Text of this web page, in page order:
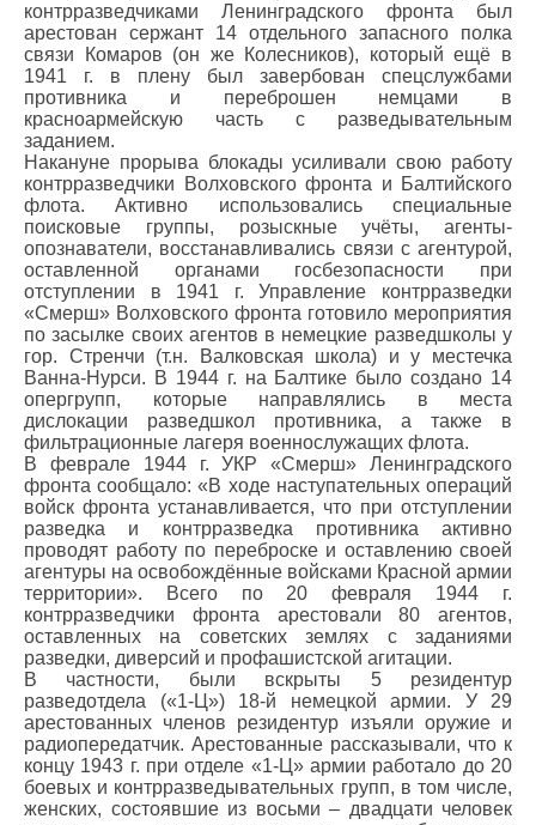
контрразведчиками Ленинградского фронта был
арестован сержант 14 отдельного запасного полка
связи Комаров (он же Колесников), который ещё в
1941 г. в плену был завербован спецслужбами
противника и переброшен немцами в
красноармейскую часть с разведывательным
заданием.
Накануне прорыва блокады усиливали свою работу
контрразведчики Волховского фронта и Балтийского
флота. Активно использовались специальные
поисковые группы, розыскные учёты, агенты-
опознаватели, восстанавливались связи с агентурой,
оставленной органами госбезопасности при
отступлении в 1941 г. Управление контрразведки
«Смерш» Волховского фронта готовило мероприятия
по засылке своих агентов в немецкие разведшколы у
гор. Стренчи (т.н. Валковская школа) и у местечка
Ванна-Нурси. В 1944 г. на Балтике было создано 14
опергрупп, которые направлялись в места
дислокации разведшкол противника, а также в
фильтрационные лагеря военнослужащих флота.
В феврале 1944 г. УКР «Смерш» Ленинградского
фронта сообщало: «В ходе наступательных операций
войск фронта устанавливается, что при отступлении
разведка и контрразведка противника активно
проводят работу по переброске и оставлению своей
агентуры на освобождённые войсками Красной армии
территории». Всего по 20 февраля 1944 г.
контрразведчики фронта арестовали 80 агентов,
оставленных на советских землях с заданиями
разведки, диверсий и профашистской агитации.
В частности, были вскрыты 5 резидентур
разведотдела («1-Ц») 18-й немецкой армии. У 29
арестованных членов резидентур изъяли оружие и
радиопередатчик. Арестованные рассказывали, что к
концу 1943 г. при отделе «1-Ц» армии работало до 20
боевых и контрразведывательных групп, в том числе,
женских, состоявшие из восьми – двадцати человек